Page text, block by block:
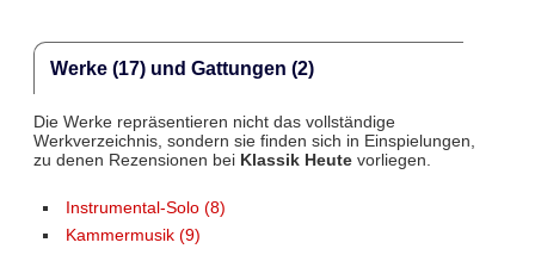
Werke (17) und Gattungen (2)
Die Werke repräsentieren nicht das vollständige
Werkverzeichnis, sondern sie finden sich in Einspielungen,
zu denen Rezensionen bei Klassik Heutevorliegen.
Instrumental-Solo (8)
Kammermusik (9)